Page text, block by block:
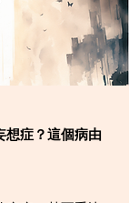
想症？這個病由